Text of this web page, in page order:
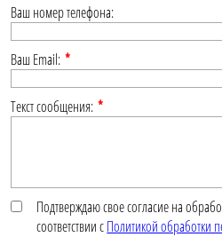
Ваш номер телефона:
Ваш Email: *
Текст сообщения: *
Подтверждаю свое согласие на
соответствии сПолитикой обработки